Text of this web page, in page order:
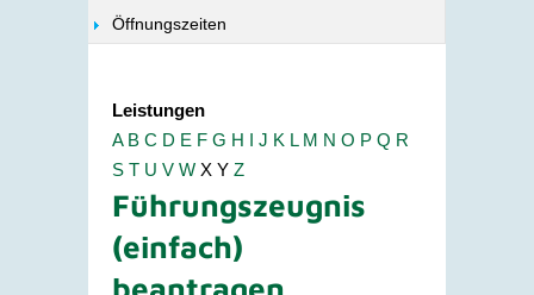
Öffnungszeiten
Leistungen
A B C D E F G H I J K L M N O P Q R
S T U V W X Y Z
Führungszeugnis
(einfach)
beantragen